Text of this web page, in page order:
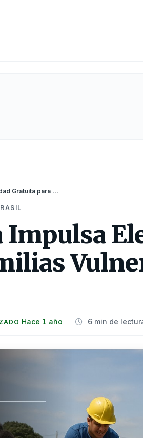
Gobierno de Lula Impulsa Electricidad Gratuita para Familias Vulnerables en Brasil
Impulsa
Hace 1 año 6 min de